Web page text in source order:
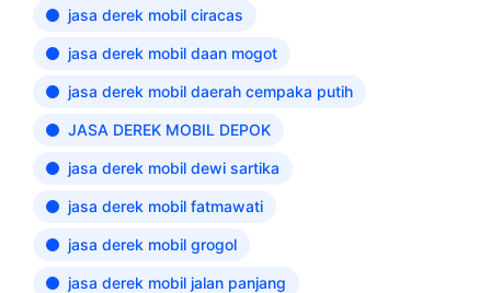
jasa derek mobil ciracas
jasa derek mobil daan mogot
jasa derek mobil daerah cempaka putih
JASA DEREK MOBIL DEPOK
jasa derek mobil dewi sartika
jasa derek mobil fatmawati
jasa derek mobil grogol
jasa derek mobil jalan panjang